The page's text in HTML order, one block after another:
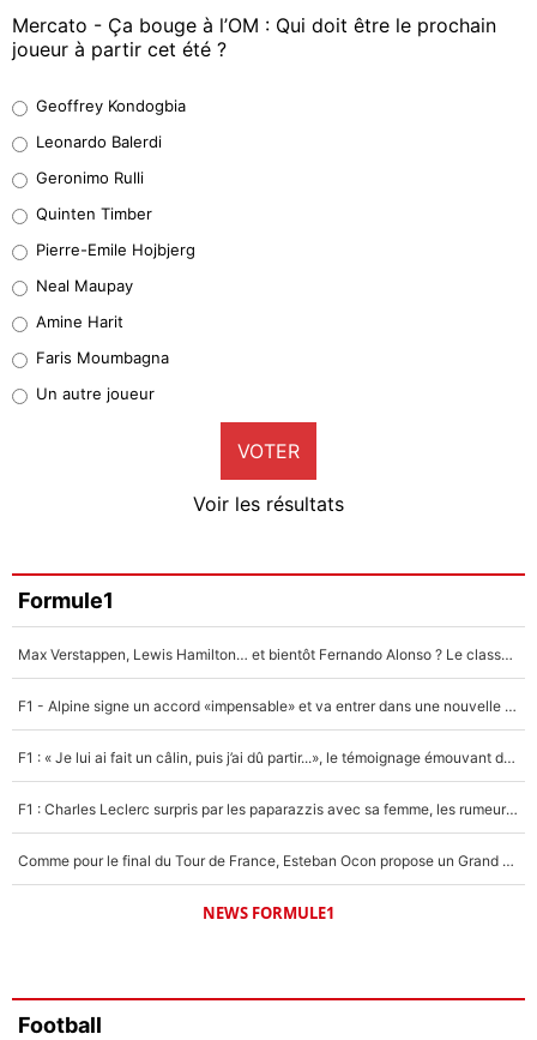
Mercato - Ça bouge à l’OM : Qui doit être le prochain
joueur à partir cet été ?
38%
32%
5%
1%
9%
Faris Moumbagna
4%
Un autre joueur
5%
Geoffrey Kondogbia
Leonardo Balerdi
Geronimo Rulli
Quinten Timber
Pierre-Emile Hojbjerg
Neal Maupay
Amine Harit
Faris Moumbagna
Un autre joueur
VOTER
Voir les résultats
Formule1
Max Verstappen, Lewis Hamilton… et bientôt Fernando Alonso ? Le classement des pilotes les mieux payés en Formule 1 risque de changer !
F1 - Alpine signe un accord «impensable» et va entrer dans une nouvelle dimension : Grande nouvelle pour Pierre Gasly !
F1 : « Je lui ai fait un câlin, puis j’ai dû partir...», le témoignage émouvant de Max Verstappen sur sa fille
F1 : Charles Leclerc surpris par les paparazzis avec sa femme, les rumeurs étaient vraies !
Comme pour le final du Tour de France, Esteban Ocon propose un Grand Prix de Formule 1 à Paris : «Autour de l’Arc de Triomphe, ce serait génial» !
NEWS FORMULE1
Football